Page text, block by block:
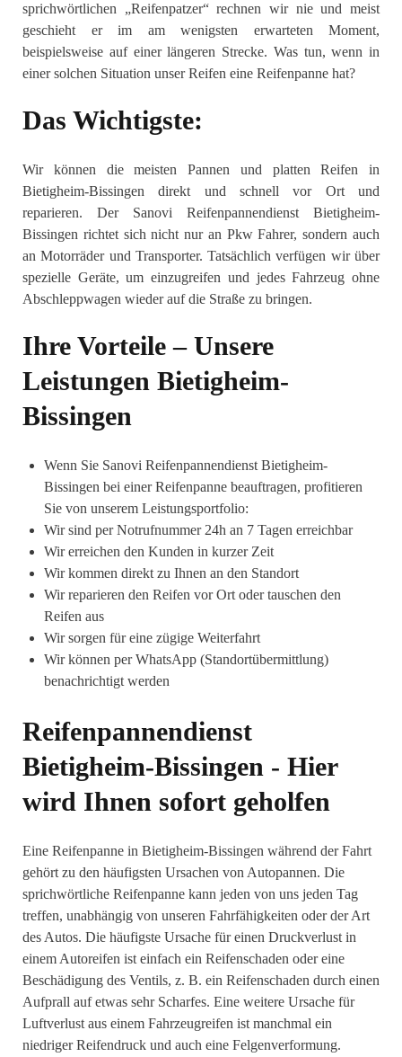
sprichwörtlichen „Reifenpatzer“ rechnen wir nie und meist
geschieht er im am wenigsten erwarteten Moment,
beispielsweise auf einer längeren Strecke. Was tun, wenn in
einer solchen Situation unser Reifen eine Reifenpanne hat?
Das Wichtigste:
Wir können die meisten Pannen und platten Reifen in
Bietigheim-Bissingen direkt und schnell vor Ort und
reparieren. Der Sanovi Reifenpannendienst Bietigheim-
Bissingen richtet sich nicht nur an Pkw Fahrer, sondern auch
an Motorräder und Transporter. Tatsächlich verfügen wir über
spezielle Geräte, um einzugreifen und jedes Fahrzeug ohne
Abschleppwagen wieder auf die Straße zu bringen.
Ihre Vorteile – Unsere
Leistungen Bietigheim-
Bissingen
Wenn Sie Sanovi Reifenpannendienst Bietigheim-
Bissingen bei einer Reifenpanne beauftragen, profitieren
Sie von unserem Leistungsportfolio:
Wir sind per Notrufnummer 24h an 7 Tagen erreichbar
Wir erreichen den Kunden in kurzer Zeit
Wir kommen direkt zu Ihnen an den Standort
Wir reparieren den Reifen vor Ort oder tauschen den
Reifen aus
Wir sorgen für eine zügige Weiterfahrt
Wir können per WhatsApp (Standortübermittlung)
benachrichtigt werden
Reifenpannendienst
Bietigheim-Bissingen - Hier
wird Ihnen sofort geholfen
Eine Reifenpanne in Bietigheim-Bissingen während der Fahrt
gehört zu den häufigsten Ursachen von Autopannen. Die
sprichwörtliche Reifenpanne kann jeden von uns jeden Tag
treffen, unabhängig von unseren Fahrfähigkeiten oder der Art
des Autos. Die häufigste Ursache für einen Druckverlust in
einem Autoreifen ist einfach ein Reifenschaden oder eine
Beschädigung des Ventils, z. B. ein Reifenschaden durch einen
Aufprall auf etwas sehr Scharfes. Eine weitere Ursache für
Luftverlust aus einem Fahrzeugreifen ist manchmal ein
niedriger Reifendruck und auch eine Felgenverformung.